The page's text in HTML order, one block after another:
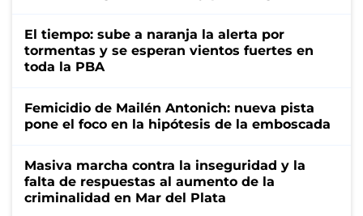
El tiempo: sube a naranja la alerta por
tormentas y se esperan vientos fuertes en
toda la PBA
Femicidio de Mailén Antonich: nueva pista
pone el foco en la hipótesis de la emboscada
Masiva marcha contra la inseguridad y la
falta de respuestas al aumento de la
criminalidad en Mar del Plata